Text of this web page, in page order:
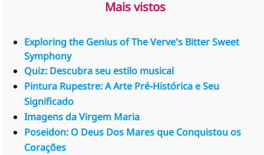
Mais vistos
Exploring the Genius of The Verve's Bitter Sweet
Symphony
Quiz: Descubra seu estilo musical
Pintura Rupestre: A Arte Pré-Histórica e Seu
Significado
Imagens da Virgem Maria
Poseidon: O Deus Dos Mares que Conquistou os
Corações